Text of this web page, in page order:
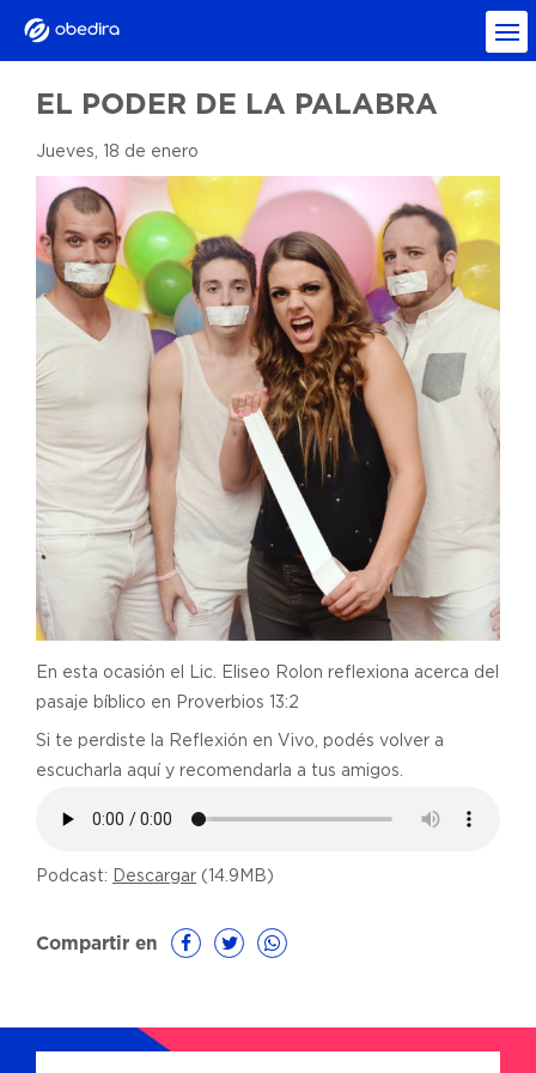
EL PODER DE LA PALABRA
Jueves, 18 de enero
En esta ocasión el Lic. Eliseo Rolon reflexiona acerca del
pasaje bíblico en Proverbios 13:2
Si te perdiste la Reflexión en Vivo, podés volver a
escucharla aquí y recomendarla a tus amigos.
Podcast: Descargar (14.9MB)
Compartir en